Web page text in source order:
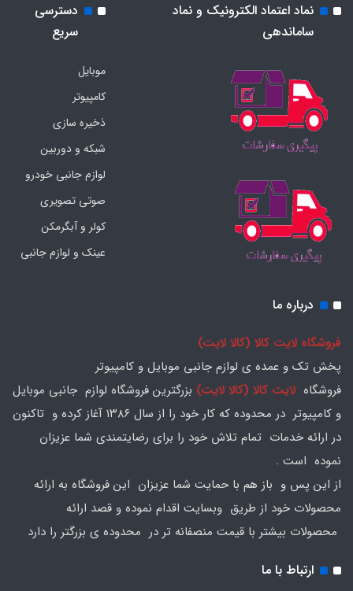
نماد اعتماد الکترونیک و نماد
ساماندهی
دسترسی
سریع
موبایل
کامپیوتر
ذخیره سازی
شبکه و دوربین
لوازم جانبی خودرو
صوتی تصویری
کولر و آبگرمکن
عینک و لوازم جانبی
درباره ما
فروشگاه لایت کالا (کالا لایت)
پخش تک و عمده ی لوازم جانبی موبایل و کامپیوتر
فروشگاه لایت کالا (کالا لایت) بزرگترین فروشگاه لوازم جانبی موبایل
و کامپیوتر در محدوده که کار خود را از سال ۱۳۸۶ آغاز کرده و تاکنون
در ارائه خدمات تمام تلاش خود را برای رضایتمندی شما عزیزان
نموده است .
از این پس و باز هم با حمایت شما عزیزان این فروشگاه به ارائه
محصولات خود از طریق وبسایت اقدام نموده و قصد ارائه
محصولات بیشتر با قیمت منصفانه تر در محدوده ی بزرگتر را دارد
ارتباط با ما